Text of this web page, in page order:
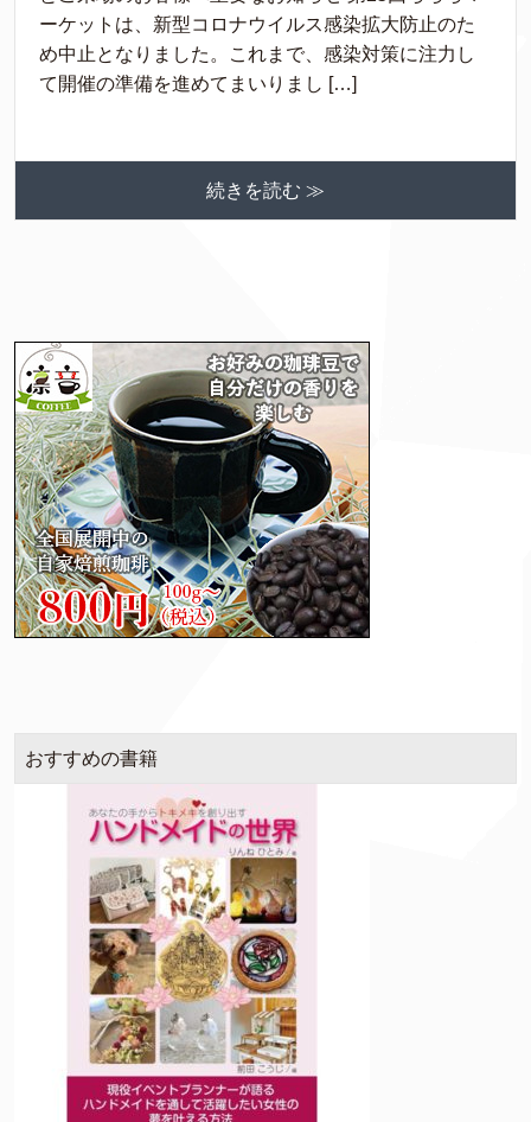
ーケットは、新型コロナウイルス感染拡大防止のた
め中止となりました。これまで、感染対策に注力し
て開催の準備を進めてまいりまし […]
続きを読む ≫
おすすめの書籍